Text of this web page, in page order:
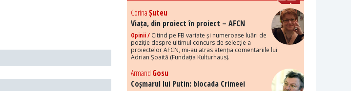
CorinaȘuteu
Viața, din proiect în proiect – AFCN
Opinii / Citind pe FB variate și numeroase luări de
poziție despre ultimul concurs de selecție a
proiectelor AFCN, mi-au atras atenția comentariile lui
Adrian Șoaită (Fundația Kulturhaus).
Armand Gosu
Coșmarul lui Putin: blocada Crimeei